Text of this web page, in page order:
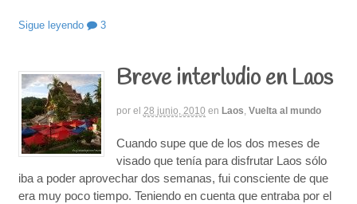
Sigue leyendo 3
Breve interludio en Laos
por el 28 junio, 2010 en Laos, Vuelta al mundo
Cuando supe que de los dos meses de
visado que tenía para disfrutar Laos sólo
iba a poder aprovechar dos semanas, fui consciente de que
era muy poco tiempo. Teniendo en cuenta que entraba por el